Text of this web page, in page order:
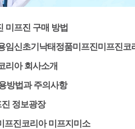
미프진 구매 방법
신초기낙태정품미프진미프진코
리아 회사소개
방법과 주의사항
정보광장
프진코리아 미프지미소